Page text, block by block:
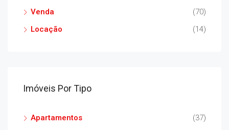
Venda
(70)
Locação
(14)
Imóveis Por Tipo
Apartamentos
(37)